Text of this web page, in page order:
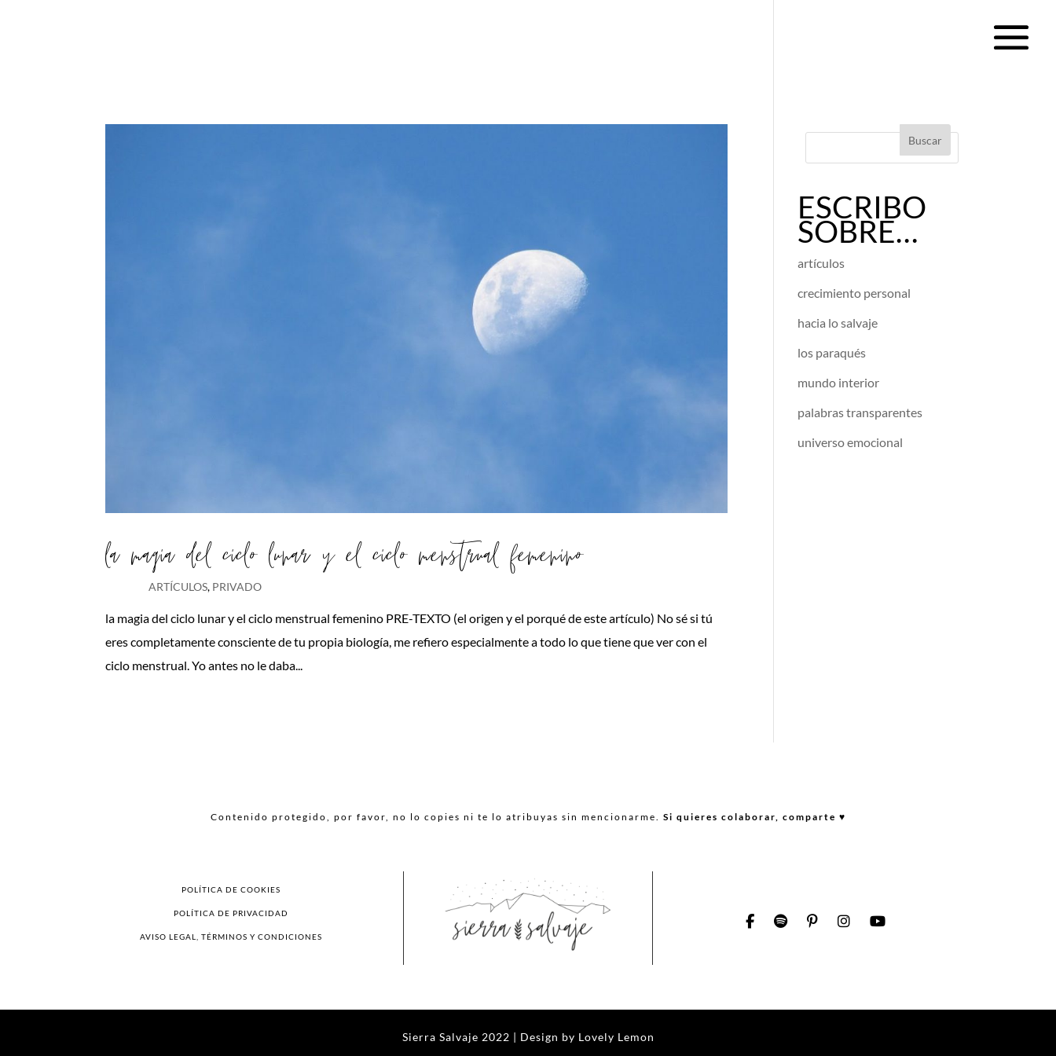
la magia del ciclo lunar y el ciclo menstrual femenino
ARTÍCULOS, PRIVADO
la magia del ciclo lunar y el ciclo menstrual femenino PRE-TEXTO (el origen y el porqué de este artículo) No sé si tú
eres completamente consciente de tu propia biología, me refiero especialmente a todo lo que tiene que ver con el
ciclo menstrual. Yo antes no le daba...
ESCRIBO
SOBRE…
artículos
crecimiento personal
hacia lo salvaje
los paraqués
mundo interior
palabras transparentes
universo emocional
Contenido protegido, por favor, no lo copies ni te lo atribuyas sin mencionarme. Si quieres colaborar, comparte ♥︎
POLÍTICA DE COOKIES
POLÍTICA DE PRIVACIDAD
AVISO LEGAL, TÉRMINOS Y CONDICIONES
Sierra Salvaje 2022 | Design by Lovely Lemon